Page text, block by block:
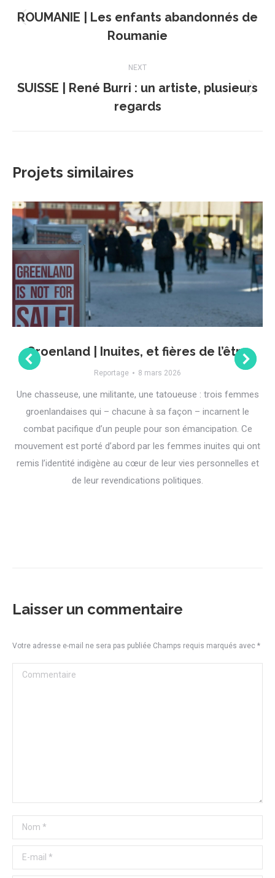
de
commentaire
Onglet
précédent
ROUMANIE | Les enfants abandonnés de
Roumanie
NEXT
Projets
similaires
SUISSE | René Burri : un artiste, plusieurs
regards
Projets similaires
Groenland | Inuites, et fières de l’être
Reportage 8 mars 2026
Une chasseuse, une militante, une tatoueuse : trois femmes
groenlandaises qui – chacune à sa façon – incarnent le
combat pacifique d’un peuple pour son émancipation. Ce
mouvement est porté d’abord par les femmes inuites qui ont
remis l’identité indigène au cœur de leur vies personnelles et
de leur revendications politiques.
Laisser un commentaire
Votre adresse e-mail ne sera pas publiée Champs requis marqués avec *
Commentaire
Nom *
E-mail *